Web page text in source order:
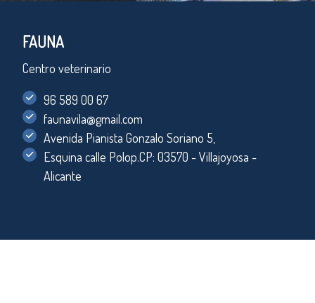
FAUNA
Centro veterinario
96 589 00 67
faunavila@gmail.com
Avenida Pianista Gonzalo Soriano 5,
Esquina calle Polop.CP: 03570 - Villajoyosa -
Alicante